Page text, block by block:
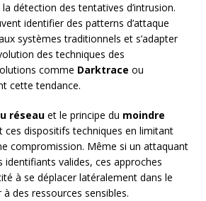
détection des tentatives d’intrusion.
identifier des patterns d’attaque
systèmes traditionnels et s’adapter
des techniques des
comme Darktrace ou
cette tendance.
réseau et le principe du moindre
ces dispositifs techniques en limitant
compromission. Même si un attaquant
identifiants valides, ces approches
à se déplacer latéralement dans le
des ressources sensibles.